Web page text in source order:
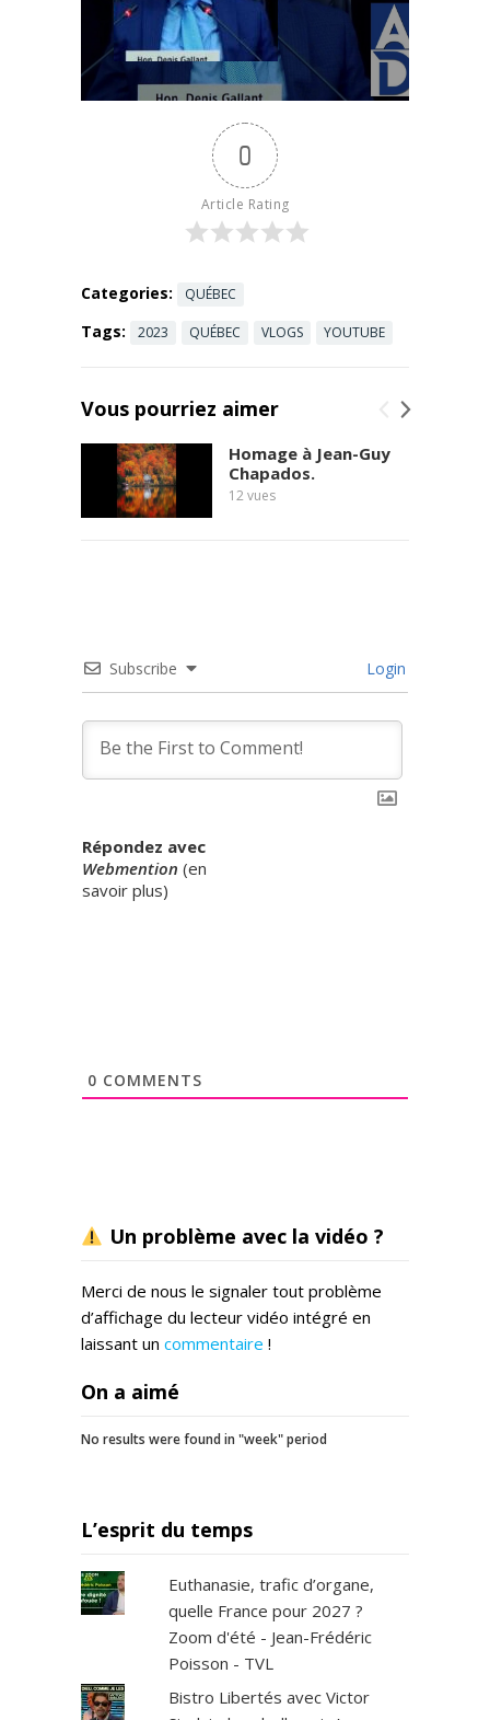
coupe court
aux détours:
Malenfant
est ramené
sans cesse
Read more
0
Article Rating
Categories: QUÉBEC
Tags: 2023 QUÉBEC VLOGS YOUTUBE
Vous pourriez aimer
Homage à Jean-Guy
Chapados.
12vues
Subscribe Login
Répondez avec
Webmention (en
savoir plus)
0 COMMENTS
Un problème avec la vidéo ?
Merci de nous le signaler tout problème
d’affichage du lecteur vidéo intégré en
laissant un commentaire !
On a aimé
No results were found in "week" period
L’esprit du temps
Euthanasie, trafic d’organe,
quelle France pour 2027 ?
Zoom d'été - Jean-Frédéric
Poisson - TVL
Bistro Libertés avec Victor